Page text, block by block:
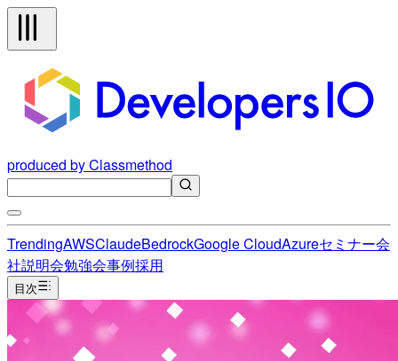
produced by Classmethod
TrendingAWSClaudeBedrockGoogle CloudAzureセミナー会
社説明会勉強会事例採用
目次